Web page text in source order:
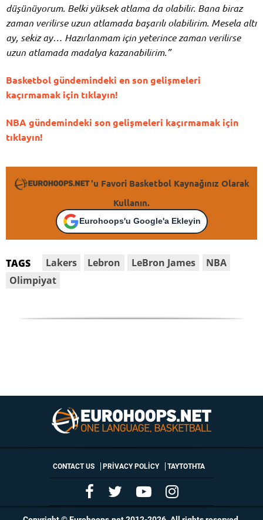
düşünüyorum. Belki yüksek atlama daolabilir. Bana biraz
zaman verilirse uzun atlamada başarılı olabilirim. Mesela altı
ay, sekiz ay… Hazırlanmam için yeterince zaman verilirse
uzun atlamada madalya kazanabilirim.”
Basketbol gündemindeki en son gelişmeleri
kaçırmamak için tıklayın!
NBA gündemindeki son gelişmeleri kaçırmamak için
tıklayın!
'u Favori Basketbol Kaynağınız Olarak
Kullanın.
Eurohoops'u Google'a Ekleyin
TAGS Lakers Lebron LeBron James
NBA
Olimpiyat
CONTACT US PRIVACY POLICY ΤΑΥΤΟΤΗΤΑ